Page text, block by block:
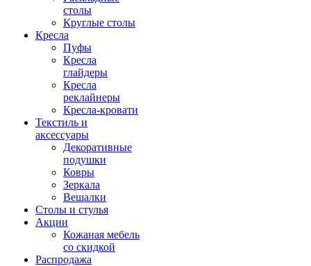
столы
Круглые столы
Кресла
Пуфы
Кресла
глайдеры
Кресла
реклайнеры
Кресла-кровати
Текстиль и
аксессуары
Декоративные
подушки
Ковры
Зеркала
Вешалки
Столы и стулья
Акции
Кожаная мебель
со скидкой
Распродажа